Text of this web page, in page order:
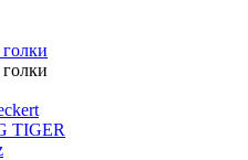
TIGER